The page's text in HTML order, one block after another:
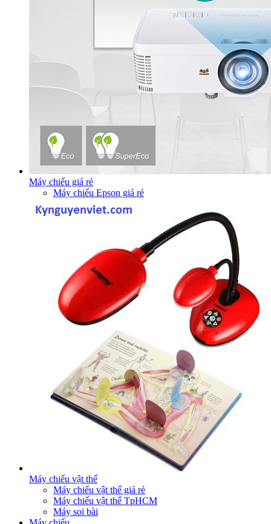
Máy chiếu giá rẻ
Máy chiếu Epson giá rẻ
Máy chiếu vật thể
Máy chiếu vật thể giá rẻ
Máy chiếu vật thể TpHCM
Máy soi bài